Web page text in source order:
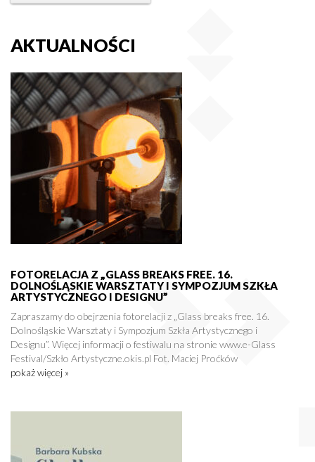
AKTUALNOŚCI
FOTORELACJA Z „GLASS BREAKS FREE. 16.
DOLNOŚLĄSKIE WARSZTATY I SYMPOZJUM SZKŁA
ARTYSTYCZNEGO I DESIGNU”
Zapraszamy do obejrzenia fotorelacji z „Glass breaks free. 16.
Dolnośląskie Warsztaty i Sympozjum Szkła Artystycznego i
Designu”. Więcej informacji o festiwalu na stronie www.e-Glass
Festival/Szkło Artystyczne.okis.pl Fot. Maciej Proćków
pokaż więcej »